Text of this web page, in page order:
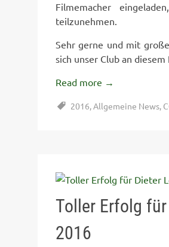
Filmemacher
teilzunehmen.
Sehr gerne und mit
sich unser Club an
Read more →
2016,Allgemeine News,
Toller Erfolg
2016